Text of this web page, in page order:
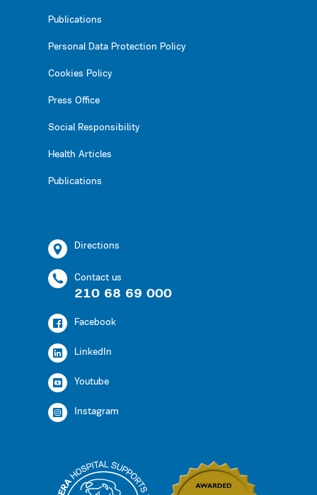
Publications
Personal Data Protection Policy
Cookies Policy
Press Office
Social Responsibility
Health Articles
Publications
Directions
Contact us
210 68 69 000
Facebook
LinkedIn
Youtube
Instagram